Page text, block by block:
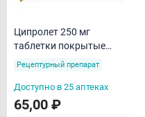
Ципролет 250 мг
таблетки покрытые
пленочной оболочкой
Рецептурный препарат
Доступно в 25 аптеках
65,00 ₽